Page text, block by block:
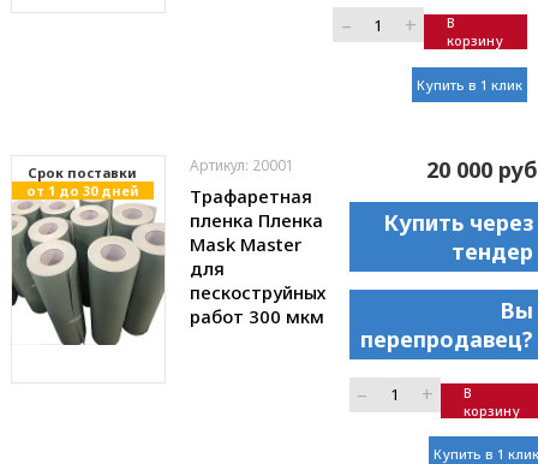
– +
В
корзину
Купить в 1 клик
Cрок поставки
от 1 до 30 дней
Артикул: 20001
Трафаретная
пленка Пленка
Mask Master
для
пескоструйных
работ 300 мкм
20 000
Купить через
тендер
Вы
перепродавец?
– +
В
корзину
Купить в 1 клик